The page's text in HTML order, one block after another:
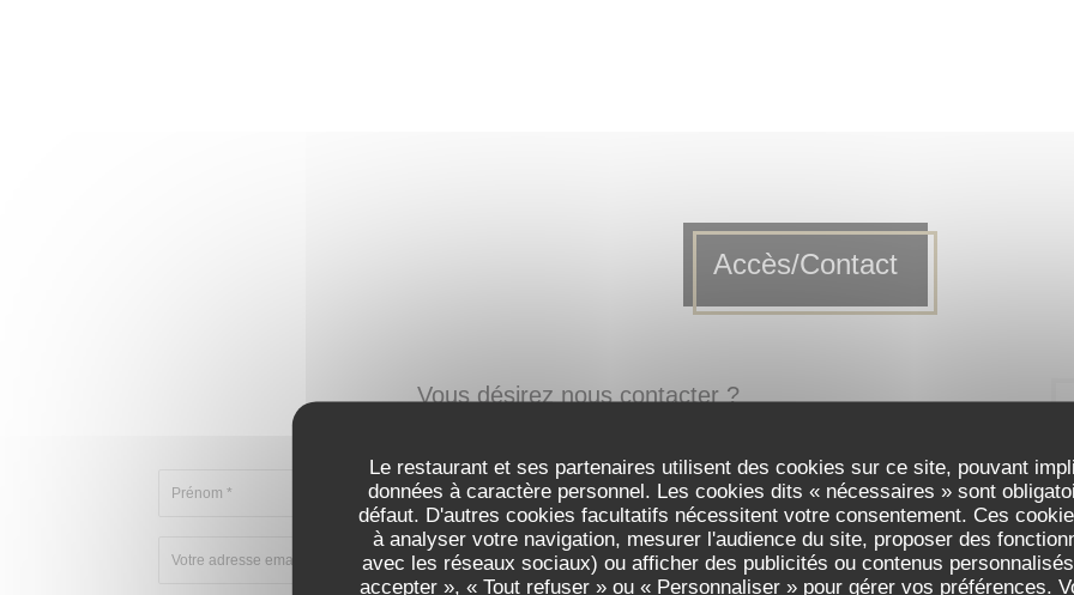
Le restaurant et ses partenaires utilisent des cookies sur ce site, pouvant
données à caractère personnel. Les cookies dits « nécessaires » sont
défaut. D'autres cookies facultatifs nécessitent votre consentement. Ces
à analyser votre navigation, mesurer l'audience du site, proposer des
avec les réseaux sociaux) ou afficher des publicités ou contenus
accepter », « Tout refuser » ou « Personnaliser » pour gérer vos préférences.
Accès/Contact
Vous désirez nous contacter ?